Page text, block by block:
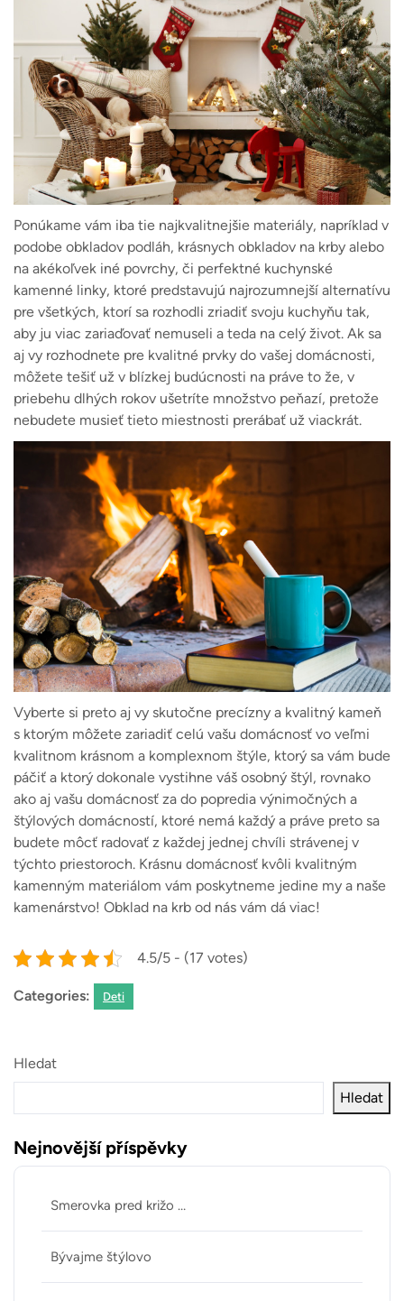
Ponúkame vám iba tie najkvalitnejšie materiály, napríklad v
podobe obkladov podláh, krásnych obkladov na krby alebo
na akékoľvek iné povrchy, či perfektné kuchynské
kamenné linky, ktoré predstavujú najrozumnejší alternatívu
pre všetkých, ktorí sa rozhodli zriadiť svoju kuchyňu tak,
aby ju viac zariaďovať nemuseli a teda na celý život. Ak sa
aj vy rozhodnete pre kvalitné prvky do vašej domácnosti,
môžete tešiť už v blízkej budúcnosti na práve to že, v
priebehu dlhých rokov ušetríte množstvo peňazí, pretože
nebudete musieť tieto miestnosti prerábať už viackrát.
Vyberte si preto aj vy skutočne precízny a kvalitný kameň
s ktorým môžete zariadiť celú vašu domácnosť vo veľmi
kvalitnom krásnom a komplexnom štýle, ktorý sa vám bude
páčiť a ktorý dokonale vystihne váš osobný štýl, rovnako
ako aj vašu domácnosť za do popredia výnimočných a
štýlových domácností, ktoré nemá každý a práve preto sa
budete môcť radovať z každej jednej chvíli strávenej v
týchto priestoroch. Krásnu domácnosť kvôli kvalitným
kamenným materiálom vám poskytneme jedine my a naše
kamenárstvo! Obklad na krb od nás vám dá viac!
4.5/5 - (17 votes)
Categories: Deti
Hledat
Hledat
Nejnovější příspěvky
Smerovka pred križo …
Bývajme štýlovo